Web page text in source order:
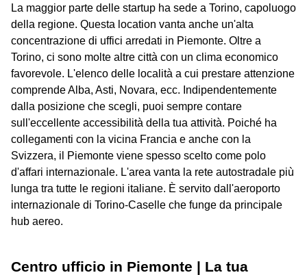
La maggior parte delle startup ha sede a Torino, capoluogo
della regione. Questa location vanta anche un'alta
concentrazione di uffici arredati in Piemonte. Oltre a
Torino, ci sono molte altre città con un clima economico
favorevole. L'elenco delle località a cui prestare attenzione
comprende Alba, Asti, Novara, ecc. Indipendentemente
dalla posizione che scegli, puoi sempre contare
sull'eccellente accessibilità della tua attività. Poiché ha
collegamenti con la vicina Francia e anche con la
Svizzera, il Piemonte viene spesso scelto come polo
d'affari internazionale. L'area vanta la rete autostradale più
lunga tra tutte le regioni italiane. È servito dall'aeroporto
internazionale di Torino-Caselle che funge da principale
hub aereo.
Centro ufficio in Piemonte | La tua